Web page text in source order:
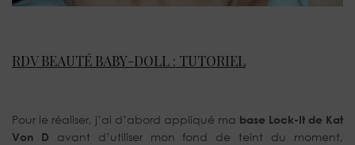
RDV BEAUTÉ BABY-DOLL : TUTORIEL
Pour le réaliser, j’ai d’abord appliqué ma base Lock-It de Kat
Von D avant d’utiliser mon fond de teint du moment,